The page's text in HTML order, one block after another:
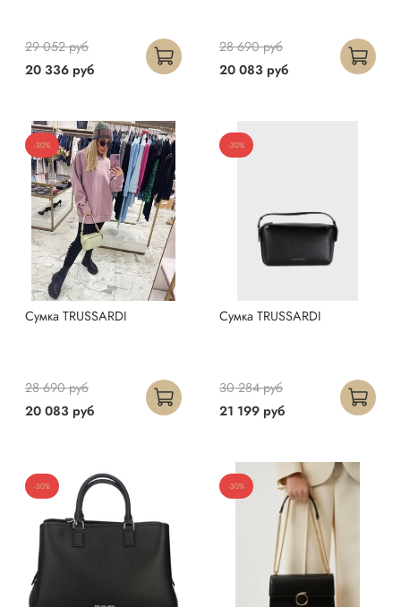
20 336 руб
29 052 руб
20 083 руб
28 690 руб
-30%
Сумка TRUSSARDI
20 083 руб
28 690 руб
-30%
Сумка TRUSSARDI
21 199 руб
30 284 руб
-30% -30%